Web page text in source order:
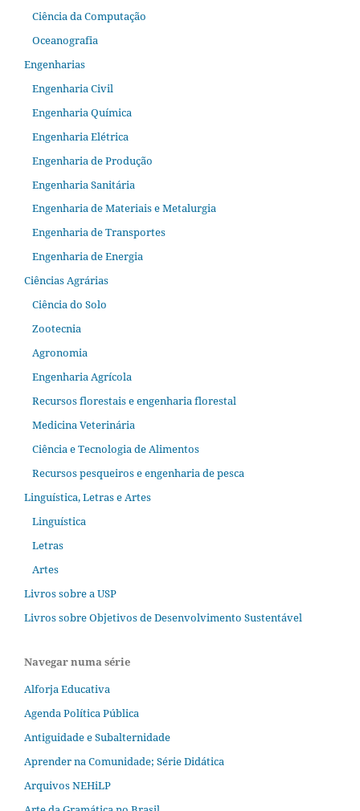
Ciência da Computação
Oceanografia
Engenharias
Engenharia Civil
Engenharia Química
Engenharia Elétrica
Engenharia de Produção
Engenharia Sanitária
Engenharia de Materiais e Metalurgia
Engenharia de Transportes
Engenharia de Energia
Ciências Agrárias
Ciência do Solo
Zootecnia
Agronomia
Engenharia Agrícola
Recursos florestais e engenharia florestal
Medicina Veterinária
Ciência e Tecnologia de Alimentos
Recursos pesqueiros e engenharia de pesca
Linguística, Letras e Artes
Linguística
Letras
Artes
Livros sobre a USP
Livros sobre Objetivos de Desenvolvimento Sustentável
Navegar numa série
Alforja Educativa
Agenda Política Pública
Antiguidade e Subalternidade
Aprender na Comunidade; Série Didática
Arquivos NEHiLP